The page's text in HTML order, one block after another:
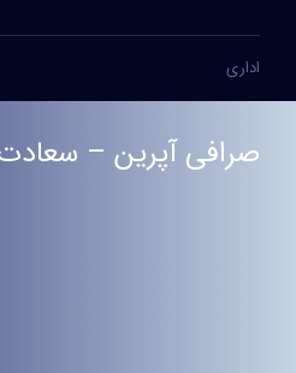
اداری
صرافی آپرین – سعادت